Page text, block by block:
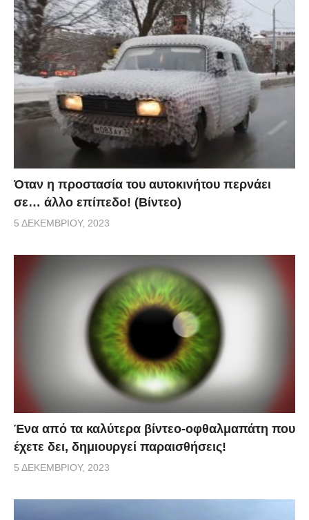
Όταν η προστασία του αυτοκινήτου περνάει
σε… άλλο επίπεδο! (Βίντεο)
5 ΔΕΚΕΜΒΡΊΟΥ, 2023
Ένα από τα καλύτερα βίντεο-οφθαλμαπάτη που
έχετε δει, δημιουργεί παραισθήσεις!
5 ΔΕΚΕΜΒΡΊΟΥ, 2023